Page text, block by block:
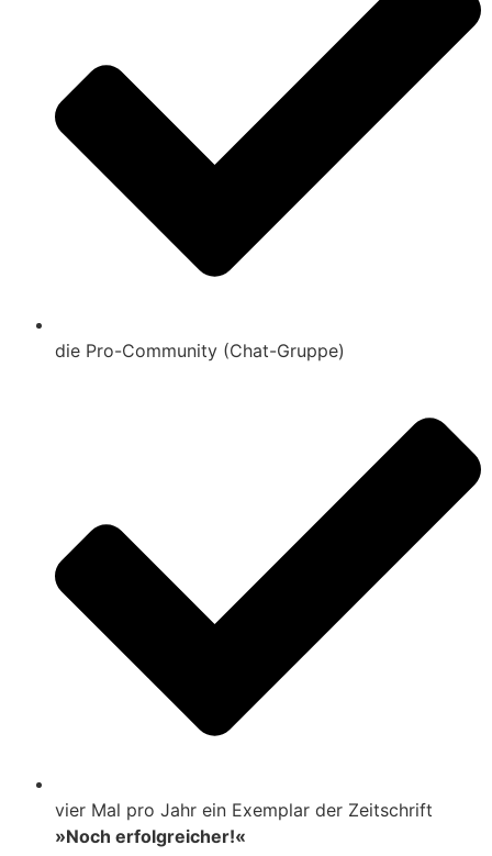
die Pro-Community (Chat-Gruppe)
vier Mal pro Jahr ein Exemplar der Zeitschrift
»Noch erfolgreicher!«